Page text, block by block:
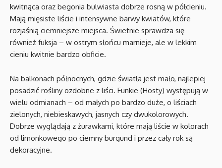
kwitnąca oraz begonia bulwiasta dobrze rosną w półcieniu.
Mają mięsiste liście i intensywne barwy kwiatów, które
rozjaśnią ciemniejsze miejsca. Świetnie sprawdza się
również fuksja – w ostrym słońcu marnieje, ale w lekkim
cieniu kwitnie bardzo obficie.
Na balkonach północnych, gdzie światła jest mało, najlepiej
posadzić rośliny ozdobne z liści. Funkie (Hosty) występują w
wielu odmianach – od małych po bardzo duże, o liściach
zielonych, niebieskawych, jasnych czy dwukolorowych.
Dobrze wyglądają z żurawkami, które mają liście w kolorach
od limonkowego po ciemny burgund i przez cały rok są
dekoracyjne.